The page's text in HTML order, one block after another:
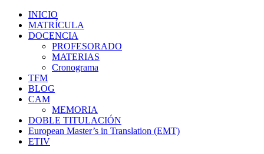
INICIO
MATRÍCULA
DOCENCIA
PROFESORADO
MATERIAS
Cronograma
TFM
BLOG
CAM
MEMORIA
DOBLE TITULACIÓN
European Master’s in Translation (EMT)
ETIV